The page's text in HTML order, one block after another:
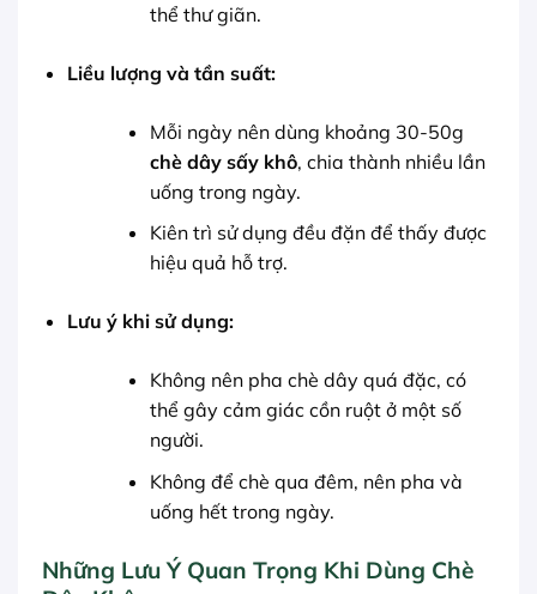
thể thư giãn.
Liều lượng và tần suất:
Mỗi ngày nên dùng khoảng 30-50g
chè dây sấy khô, chia thành nhiều lần
uống trong ngày.
Kiên trì sử dụng đều đặn để thấy được
hiệu quả hỗ trợ.
Lưu ý khi sử dụng:
Không nên pha chè dây quá đặc, có
thể gây cảm giác cồn ruột ở một số
người.
Không để chè qua đêm, nên pha và
uống hết trong ngày.
Những Lưu Ý Quan Trọng Khi Dùng Chè